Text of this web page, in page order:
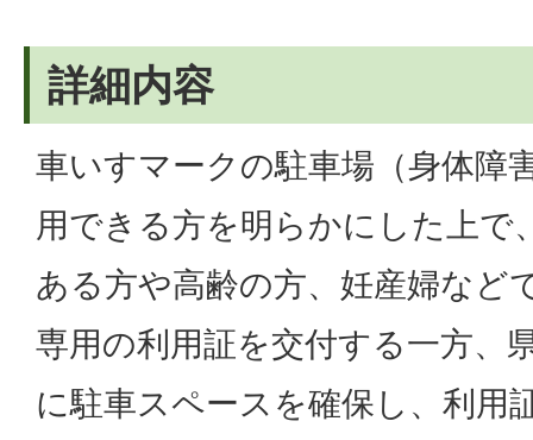
詳細内容
車いすマークの駐車場（身体障
用できる方を明らかにした上で
ある方や高齢の方、妊産婦など
専用の利用証を交付する一方、
に駐車スペースを確保し、利用